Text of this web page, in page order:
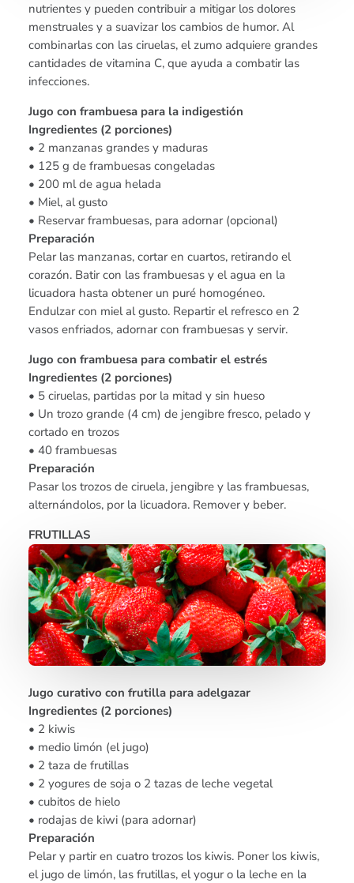
nutrientes y pueden contribuir a mitigar los dolores
menstruales y a suavizar los cambios de humor. Al
combinarlas con las ciruelas, el zumo adquiere grandes
cantidades de vitamina C, que ayuda a combatir las
infecciones.
Jugo con frambuesa para la indigestión
Ingredientes (2 porciones)
• 2 manzanas grandes y maduras
• 125 g de frambuesas congeladas
• 200 ml de agua helada
• Miel, al gusto
• Reservar frambuesas, para adornar (opcional)
Preparación
Pelar las manzanas, cortar en cuartos, retirando el
corazón. Batir con las frambuesas y el agua en la
licuadora hasta obtener un puré homogéneo.
Endulzar con miel al gusto. Repartir el refresco en 2
vasos enfriados, adornar con frambuesas y servir.
Jugo con frambuesa para combatir el estrés
Ingredientes (2 porciones)
• 5 ciruelas, partidas por la mitad y sin hueso
• Un trozo grande (4 cm) de jengibre fresco, pelado y
cortado en trozos
• 40 frambuesas
Preparación
Pasar los trozos de ciruela, jengibre y las frambuesas,
alternándolos, por la licuadora. Remover y beber.
FRUTILLAS
Jugo curativo con frutilla para adelgazar
Ingredientes (2 porciones)
• 2 kiwis
• medio limón (el jugo)
• 2 taza de frutillas
• 2 yogures de soja o 2 tazas de leche vegetal
• cubitos de hielo
• rodajas de kiwi (para adornar)
Preparación
Pelar y partir en cuatro trozos los kiwis. Poner los kiwis,
el jugo de limón, las frutillas, el yogur o la leche en la